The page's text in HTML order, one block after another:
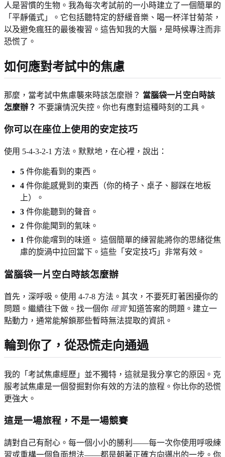
人是習慣的生物。我為每次考試前的一小時建立了一個簡單的
「平靜儀式」。它包括聽特定的舒緩音樂、喝一杯洋甘菊茶，
以及避免瘋狂的最後複習。這告知我的大腦，是時候專注而非
恐慌了。
如何應對考試中的焦慮
那麼，當考試中焦慮襲來時該怎麼辦？ 當腦袋一片空白時該
怎麼辦？ 不要讓情況失控。你也有應對這種時刻的工具。
你可以在座位上使用的安定技巧
使用 5-4-3-2-1 方法。默默地，在心裡，說出：
5 件你能看到的東西。
4 件你能感覺到的東西（你的椅子、桌子、腳踩在地板
上）。
3 件你能聽到的聲音。
2 件你能聞到的氣味。
1 件你能嚐到的味道。 這個簡單的練習能將你的思緒從焦
慮的旋渦中拉回當下。這些「安定技巧」非常有效。
當腦袋一片空白時該怎麼辦
首先，深呼吸。使用 4-7-8 方法。其次，不要死盯著困擾你的
問題。繼續往下做。找一個你 確實知道答案的問題。建立一
點動力，通常能解鎖那些暫時無法提取的資訊。
輪到你了，從恐慌走向通過
我的「考試焦慮經歷」並不獨特，這就是我分享它的原因。克
服考試焦慮是一個發掘對你有效的方法的旅程。你比你的恐慌
更強大。
這是一場旅程，不是一場競賽
請對自己有耐心。每一個小小的勝利——每一次你使用呼吸練
習或重構一個負面想法——都是朝著正確方向邁出的一步。你